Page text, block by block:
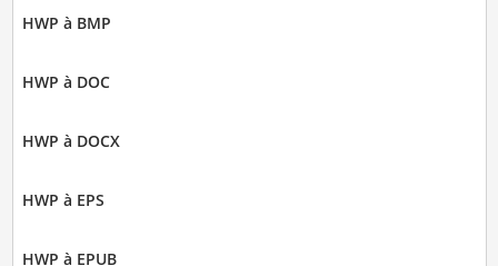
HWP à BMP
HWP à DOC
HWP à DOCX
HWP à EPS
HWP à EPUB